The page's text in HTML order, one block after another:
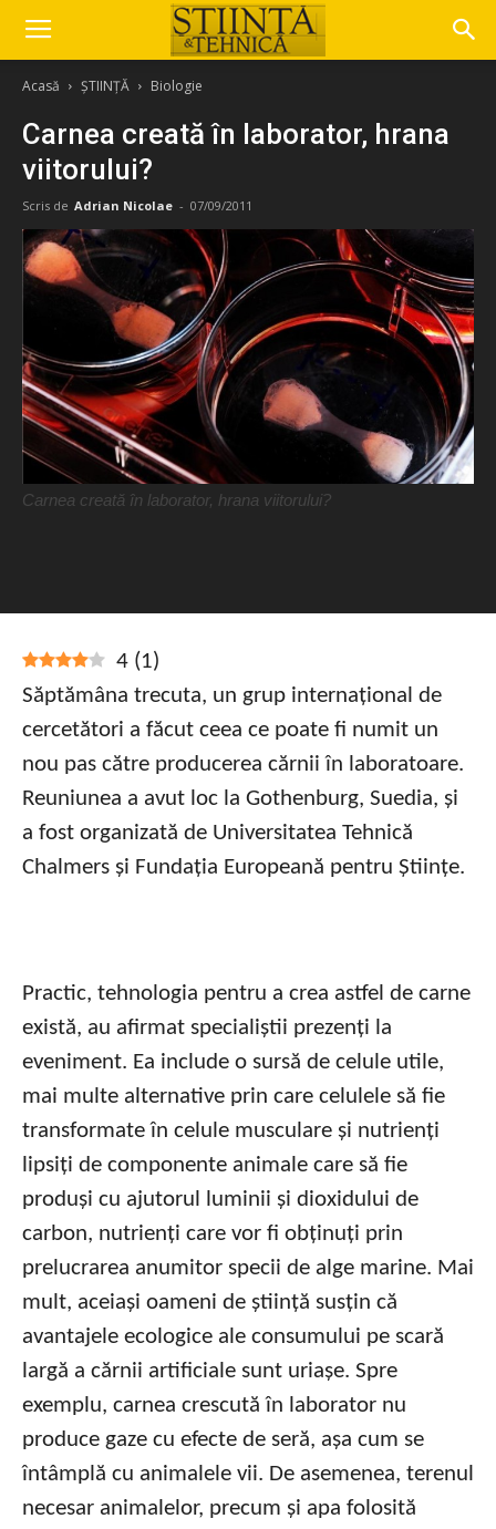
Acasă ȘTIINȚĂ Biologie
Carnea creată în laborator, hrana
viitorului?
Scris de Adrian Nicolae - 07/09/2011
Carnea creată în laborator, hrana viitorului?
4 (1)
Săptămâna trecuta, un grup internațional de
cercetători a făcut ceea ce poate fi numit un
nou pas către producerea cărnii în laboratoare.
Reuniunea a avut loc la Gothenburg, Suedia, și
a fost organizată de Universitatea Tehnică
Chalmers și Fundația Europeană pentru Științe.
Practic, tehnologia pentru a crea astfel de carne
există, au afirmat specialiștii prezenți la
eveniment. Ea include o sursă de celule utile,
mai multe alternative prin care celulele să fie
transformate în celule musculare și nutrienți
lipsiți de componente animale care să fie
produși cu ajutorul luminii și dioxidului de
carbon, nutrienți care vor fi obținuți prin
prelucrarea anumitor specii de alge marine. Mai
mult, aceiași oameni de știință susțin că
avantajele ecologice ale consumului pe scară
largă a cărnii artificiale sunt uriașe. Spre
exemplu, carnea crescută în laborator nu
produce gaze cu efecte de seră, așa cum se
întâmplă cu animalele vii. De asemenea, terenul
necesar animalelor, precum și apa folosită